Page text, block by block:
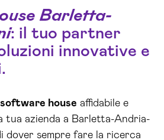
Barletta-
: il tuo partner
innovative e
software house affidabile e
tua azienda a Barletta-Andria-
dover sempre fare la ricerca